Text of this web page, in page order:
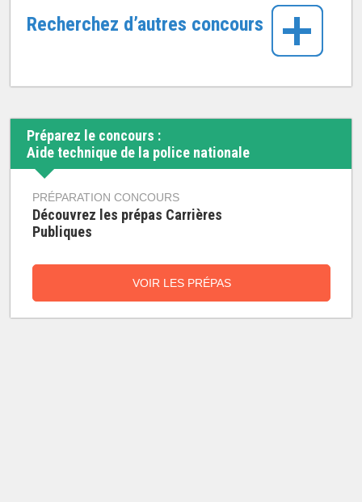
Recherchez d’autres concours
Préparez le concours :
Aide technique de la police nationale
PRÉPARATION CONCOURS
Découvrez les prépas Carrières
Publiques
VOIR LES PRÉPAS